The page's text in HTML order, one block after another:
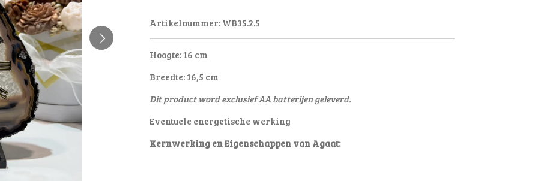
Artikelnummer: WB35.2.5
Hoogte: 16 cm
Breedte: 16,5 cm
Dit product word exclusief AA batterijen geleverd.
Eventuele energetische werking
Kernwerking en Eigenschappen van Agaat: